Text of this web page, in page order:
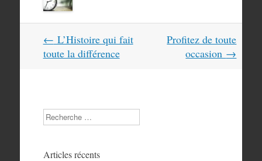
Navigation
dans
← L’Histoire qui fait
toute la différence
Profitez de toute
occasion →
Search
Articles récents